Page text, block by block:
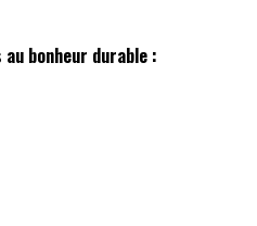
bonheur durable :